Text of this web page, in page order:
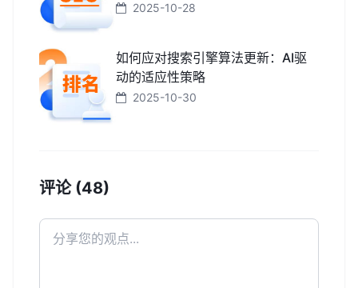
2025-10-28
如何应对搜索引擎算法更新：AI驱
动的适应性策略
2025-10-30
评论 (48)